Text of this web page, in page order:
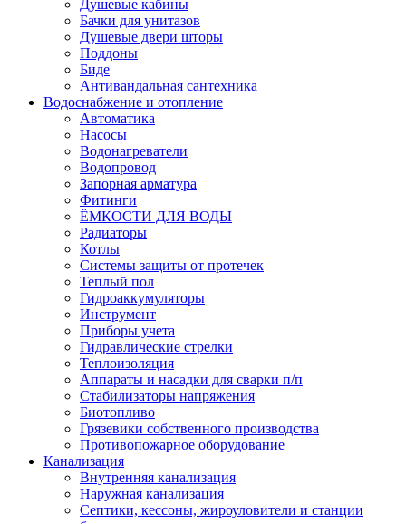
Душевые кабины
Бачки для унитазов
Душевые двери шторы
Поддоны
Биде
Антивандальная сантехника
Водоснабжение и отопление
Автоматика
Насосы
Водонагреватели
Водопровод
Запорная арматура
Фитинги
ЁМКОСТИ ДЛЯ ВОДЫ
Радиаторы
Котлы
Системы защиты от протечек
Теплый пол
Гидроаккумуляторы
Инструмент
Приборы учета
Гидравлические стрелки
Теплоизоляция
Аппараты и насадки для сварки п/п
Стабилизаторы напряжения
Биотопливо
Грязевики собственного производства
Противопожарное оборудование
Канализация
Внутренняя канализация
Наружная канализация
Септики, кессоны, жироуловители и станции